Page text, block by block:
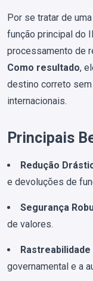
Por se tratar de
função principal do
processamento de
Como resultado,
destino correto
internacionais.
Principais
Redução
e devoluções de
Segurança
de valores.
Rastreabilidade
governamental e a